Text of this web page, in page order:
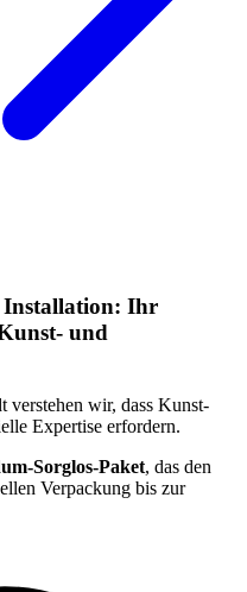
Installation: Ihr
und
wir, dass Kunst-
Expertise erfordern.
Sorglos-Paket, das den
Verpackung bis zur